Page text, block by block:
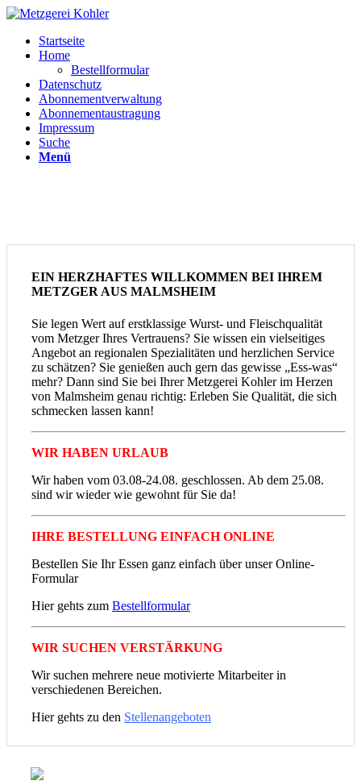
Startseite
Home
Bestellformular
Datenschutz
Abonnementverwaltung
Abonnementaustragung
Impressum
Suche
Menü
EIN HERZHAFTES WILLKOMMEN BEI IHREM
METZGER AUS MALMSHEIM
Sie legen Wert auf erstklassige Wurst- und Fleischqualität
vom Metzger Ihres Vertrauens? Sie wissen ein vielseitiges
Angebot an regionalen Spezialitäten und herzlichen Service
zu schätzen? Sie genießen auch gern das gewisse „Ess-was“
mehr? Dann sind Sie bei Ihrer Metzgerei Kohler im Herzen
von Malmsheim genau richtig: Erleben Sie Qualität, die sich
schmecken lassen kann!
WIR HABEN URLAUB
Wir haben vom 03.08-24.08. geschlossen. Ab dem 25.08.
sind wir wieder wie gewohnt für Sie da!
IHRE BESTELLUNG EINFACH ONLINE
Bestellen Sie Ihr Essen ganz einfach über unser Online-
Formular
Hier gehts zum Bestellformular
WIR SUCHEN VERSTÄRKUNG
Wir suchen mehrere neue motivierte Mitarbeiter in
verschiedenen Bereichen.
Hier gehts zu den Stellenangeboten